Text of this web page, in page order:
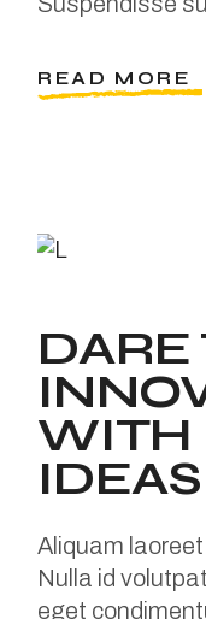
READ MORE
DARE
WITH
IDEAS
Aliquam
Nulla id
eget